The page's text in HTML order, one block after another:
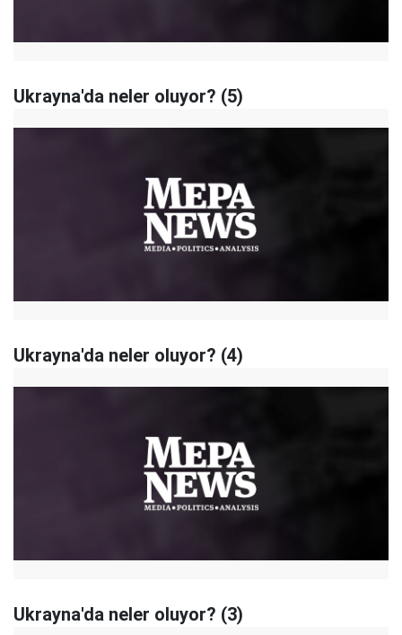
Ukrayna'da neler oluyor? (5)
Ukrayna'da neler oluyor? (4)
Ukrayna'da neler oluyor? (3)